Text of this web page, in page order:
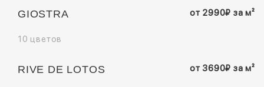
GIOSTRA
10 цветов
от 2990₽ за м²
RIVE DE LOTOS от 3690₽ за м²